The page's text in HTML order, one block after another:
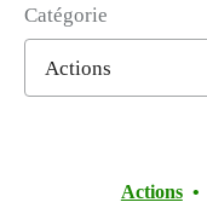
Catégorie
Actions